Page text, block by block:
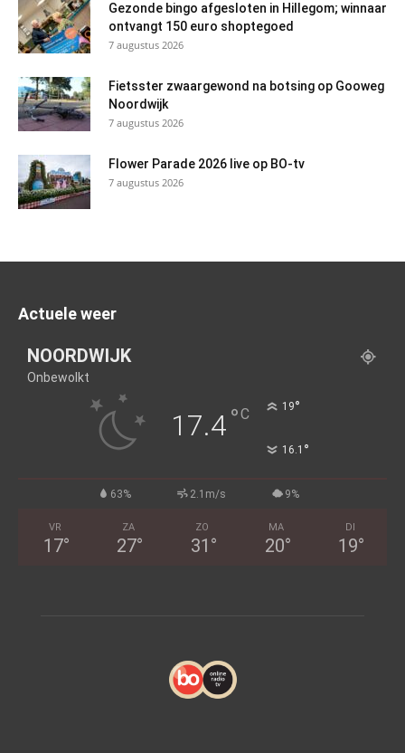
Gezonde bingo afgesloten in Hillegom; winnaar
ontvangt 150 euro shoptegoed
7 augustus 2026
Fietsster zwaargewond na botsing op Gooweg
Noordwijk
7 augustus 2026
Flower Parade 2026 live op BO-tv
7 augustus 2026
Actuele weer
NOORDWIJK
Onbewolkt
17.4°C 19°
16.1 °
63% 2.1m/s 9%
VR
17°
ZA
27°
ZO
31 °
MA
20°
DI
19°